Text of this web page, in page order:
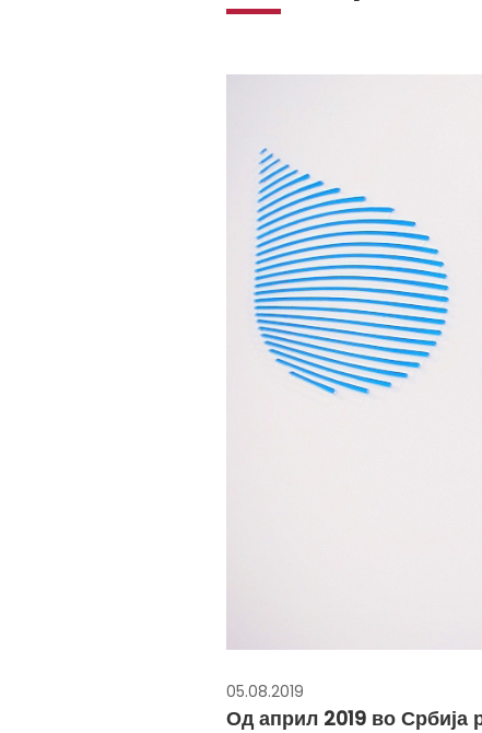
05.08.2019
Од април 2019 во Србија